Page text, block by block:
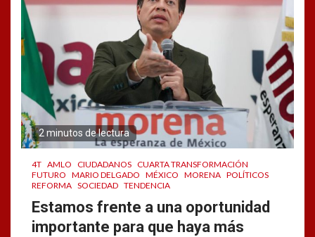
2 minutos de lectura
4T AMLO CIUDADANOS CUARTA TRANSFORMACIÓN
FUTURO MARIO DELGADO MÉXICO MORENA POLÍTICOS
REFORMA SOCIEDAD TENDENCIA
Estamos frente a una oportunidad
importante para que haya más